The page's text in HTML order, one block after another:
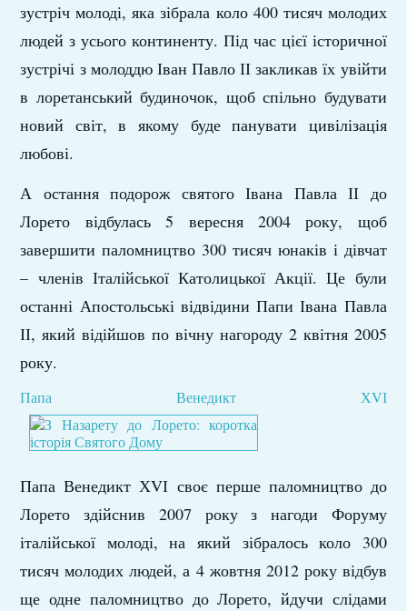
зустріч молоді, яка зібрала коло 400 тисяч молодих
людей з усього континенту. Під час цієї історичної
зустрічі з молоддю Іван Павло ІІ закликав їх увійти
в лоретанський будиночок, щоб спільно будувати
новий світ, в якому буде панувати цивілізація
любові.
А остання подорож святого Івана Павла ІІ до
Лорето відбулась 5 вересня 2004 року, щоб
завершити паломництво 300 тисяч юнаків і дівчат
– членів Італійської Католицької Акції. Це були
останні Апостольські відвідини Папи Івана Павла
ІІ, який відійшов по вічну нагороду 2 квітня 2005
року.
Папа Венедикт ХVІ
Папа Венедикт ХVІ своє перше паломництво до
Лорето здійснив 2007 року з нагоди Форуму
італійської молоді, на який зібралось коло 300
тисяч молодих людей, а 4 жовтня 2012 року відбув
ще одне паломництво до Лорето, йдучи слідами